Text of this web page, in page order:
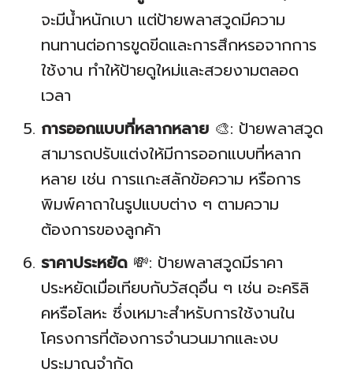
จะมีน้ำหนักเบา แต่ป้ายพลาสวูดมีความ
ทนทานต่อการขูดขีดและการสึกหรอจากการ
ใช้งาน ทำให้ป้ายดูใหม่และสวยงามตลอด
เวลา
การออกแบบที่หลากหลาย 🎨: ป้ายพลาสวูด
สามารถปรับแต่งให้มีการออกแบบที่หลาก
หลาย เช่น การแกะสลักข้อความ หรือการ
พิมพ์คาถาในรูปแบบต่าง ๆ ตามความ
ต้องการของลูกค้า
ราคาประหยัด 💸: ป้ายพลาสวูดมีราคา
ประหยัดเมื่อเทียบกับวัสดุอื่น ๆ เช่น อะคริลิ
คหรือโลหะ ซึ่งเหมาะสำหรับการใช้งานใน
โครงการที่ต้องการจำนวนมากและงบ
ประมาณจำกัด